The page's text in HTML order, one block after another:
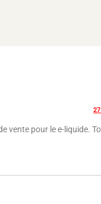
vente pour le e-liquide.